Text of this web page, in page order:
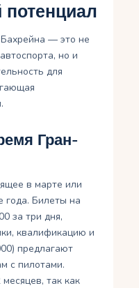
потенциал
— это не
но и
для
Гран-
в марте или
года. Билеты на
за три дня,
квалификацию и
предлагают
с пилотами.
так как